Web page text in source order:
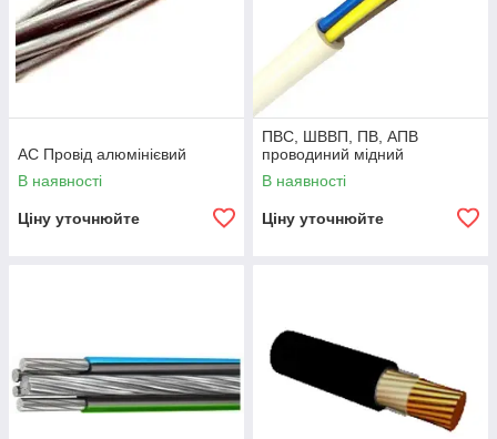
АС Провід алюмінієвий
В наявності
Ціну уточнюйте
ПВС, ШВВП, ПВ, АПВ
проводиний мідний
В наявності
Ціну уточнюйте